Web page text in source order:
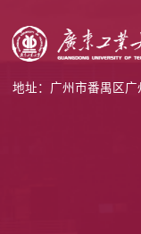
地址：广州市番禺区